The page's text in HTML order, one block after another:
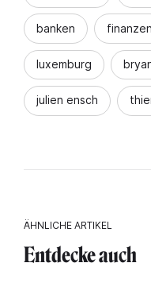
banken finanzen
luxemburg
julien ensch
ÄHNLICHE ARTIKEL
Entdecke auch